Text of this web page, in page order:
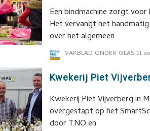
Een bindmachine zorgt
Het vervangt het
over het algemeen
VAKBLAD ONDER GLAS 11
Kwekerij Piet
Kwekerij Piet Vijverberg in
overgestapt op het
door TNO en